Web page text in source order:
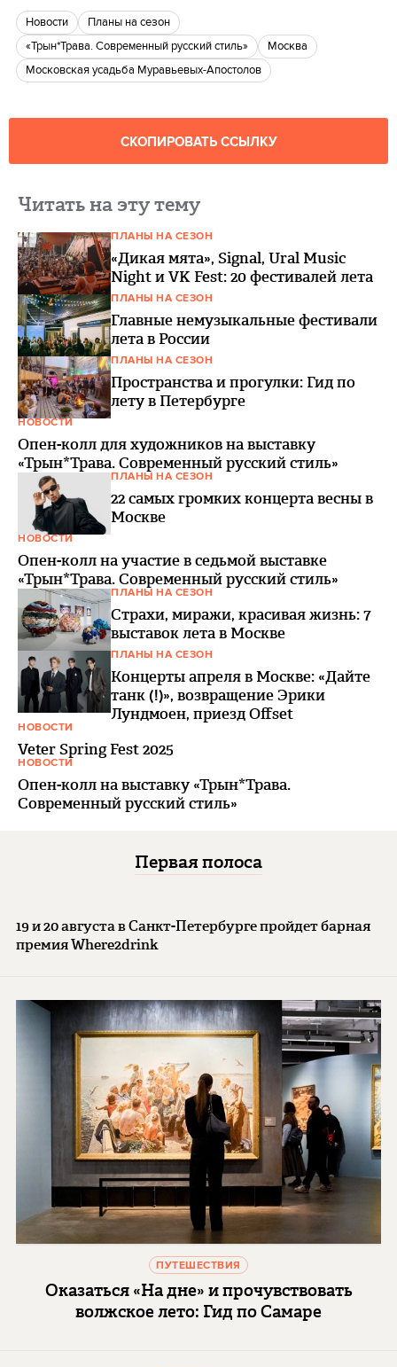
новости
Планы на сезон
«Трын*Трава. Современный русский стиль»
Москва
московская усадьба Муравьевых-Апостолов
СКОПИРОВАТЬ ССЫЛКУ
Читать на эту тему
ПЛАНЫ НА СЕЗОН
«Дикая мята», Signal, Ural Music
Night и VK Fest: 20 фестивалей лета
ПЛАНЫ НА СЕЗОН
Главные немузыкальные фестивали
лета в России
ПЛАНЫ НА СЕЗОН
Пространства и прогулки: Гид по
лету в Петербурге
НОВОСТИ
Опен-колл для художников на выставку
«Трын*Трава. Современный русский стиль»
ПЛАНЫ НА СЕЗОН
22 самых громких концерта весны в
Москве
НОВОСТИ
Опен-колл на участие в седьмой выставке
«Трын*Трава. Современный русский стиль»
ПЛАНЫ НА СЕЗОН
Страхи, миражи, красивая жизнь: 7
выставок лета в Москве
ПЛАНЫ НА СЕЗОН
Концерты апреля в Москве: «Дайте
танк (!)», возвращение Эрики
Лундмоен, приезд Offset
НОВОСТИ
Veter Spring Fest 2025
НОВОСТИ
Опен-колл на выставку «Трын*Трава.
Современный русский стиль»
Первая полоса
19 и 20 августа в Санкт-Петербурге пройдет барная
премия Where2drink
ПУТЕШЕСТВИЯ
Оказаться «На дне» и прочувствовать
волжское лето: Гид по Самаре